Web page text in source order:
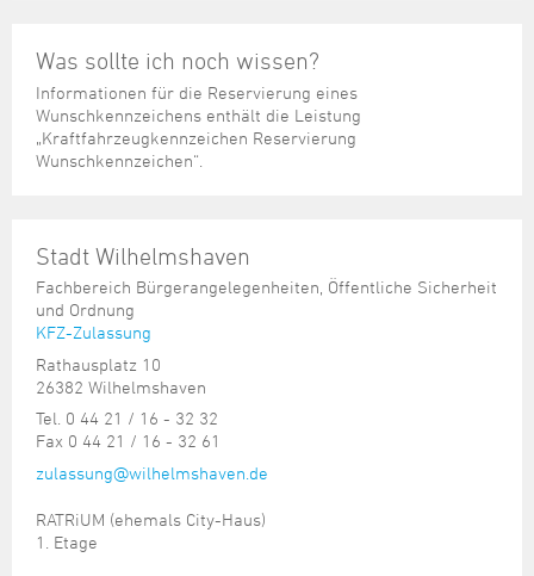
Was sollte ich noch wissen?
Informationen für die Reservierung eines
Wunschkennzeichens enthält die Leistung
„Kraftfahrzeugkennzeichen Reservierung
Wunschkennzeichen“.
Stadt Wilhelmshaven
Fachbereich Bürgerangelegenheiten, Öffentliche Sicherheit
und Ordnung
KFZ-Zulassung
Rathausplatz 10
26382 Wilhelmshaven
Tel. 0 44 21 / 16 - 32 32
Fax 0 44 21 / 16 - 32 61
zulassung@wilhelmshaven.de
RATRiUM (ehemals City-Haus)
1. Etage